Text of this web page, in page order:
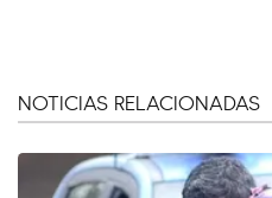
NOTICIAS RELACIONADAS